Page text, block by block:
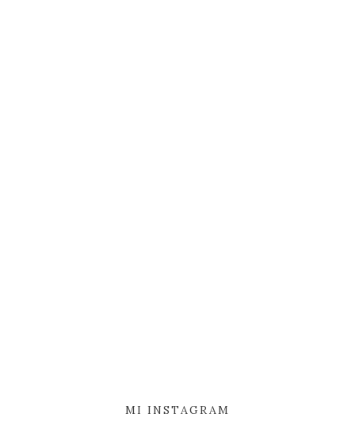
MI INSTAGRAM